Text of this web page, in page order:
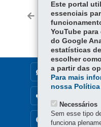
Voltar
DENUNCIE
TRANSPARÊNCIA
Este portal
essenciais
YouTube
do Google
estatísticas
escolher
a partir das
Para mais
nossa
Necessários
Sem esse tipo
funciona